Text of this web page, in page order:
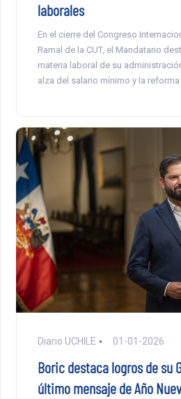
laborales
En el cierre del Congreso
Ramal de la CUT, el Mandatario
materia laboral de su
alza del salario mínimo y la
Diario UCHILE 01-01-2026
Boric destaca logros de su
último mensaje de Año